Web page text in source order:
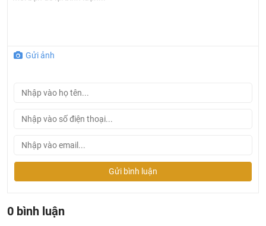
Ở đâu mua sen tắm Bravat chính hãng và giá rẻ nhất ?
Khalinguyen.vn là đơn vị cung cấp sản phẩm
Bravat chính thức và chính hãng tại Việt Nam, chúng tôi
cam kết các sản phẩmBravat
Hiện tại chúng tôi có rất nhiều
hấp dẫn, để biết chi tiết vui lòng chat hoặc gọi điện
Gửi ảnh
Gửi bình luận
0 bình luận